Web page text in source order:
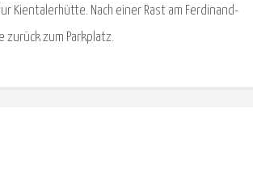
Kientalerhütte. Nach einer Rast am Ferdinand-
zurück zum Parkplatz.